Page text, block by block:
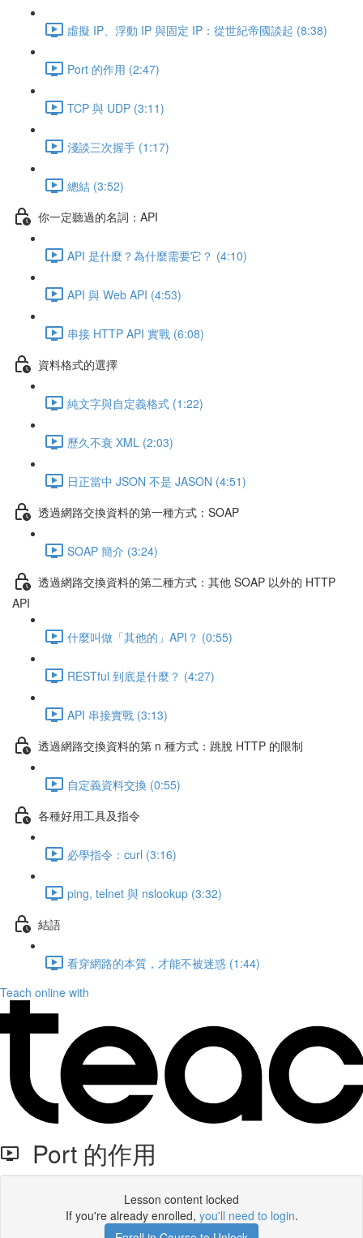
虛擬 IP、浮動 IP 與固定 IP：從世紀帝國談起 (8:38)
Port 的作用 (2:47)
TCP 與 UDP (3:11)
淺談三次握手 (1:17)
總結 (3:52)
你一定聽過的名詞：API
API 是什麼？為什麼需要它？ (4:10)
API 與 Web API (4:53)
串接 HTTP API 實戰 (6:08)
資料格式的選擇
純文字與自定義格式 (1:22)
歷久不衰 XML (2:03)
日正當中 JSON 不是 JASON (4:51)
透過網路交換資料的第一種方式：SOAP
SOAP 簡介 (3:24)
透過網路交換資料的第二種方式：其他 SOAP 以外的 HTTP
API
什麼叫做「其他的」API？ (0:55)
RESTful 到底是什麼？ (4:27)
API 串接實戰 (3:13)
透過網路交換資料的第 n 種方式：跳脫 HTTP 的限制
自定義資料交換 (0:55)
各種好用工具及指令
必學指令：curl (3:16)
ping, telnet 與 nslookup (3:32)
結語
看穿網路的本質，才能不被迷惑 (1:44)
Teach online with
Port 的作用
Lesson content locked
If you're already enrolled, you'll need to login.